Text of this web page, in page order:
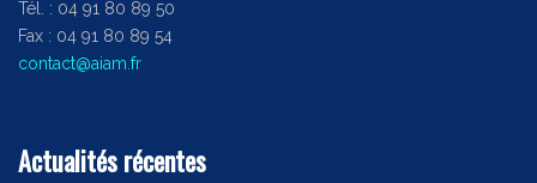
Tél. : 04 91 80 89 50
Fax : 04 91 80 89 54
contact@aiam.fr
Actualités récentes